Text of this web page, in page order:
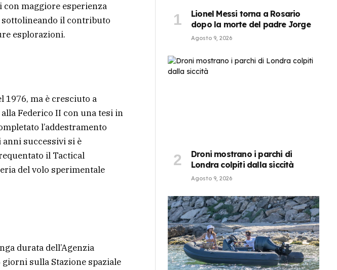
con maggiore esperienza
sottolineando il contributo
esplorazioni.
1976, ma è cresciuto a
Federico II con una tesi in
l’addestramento
successivi si è
il Tactical
del volo sperimentale
durata dell’Agenzia
sulla Stazione spaziale
Lionel Messi torna a Rosario
dopo la morte del padre Jorge
Agosto 9, 2026
Droni mostrano i parchi di
Londra colpiti dalla siccità
Agosto 9, 2026